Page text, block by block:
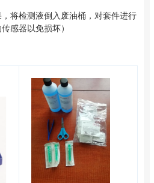
将检测液倒入废油桶，对套件进行
感器以免损坏）